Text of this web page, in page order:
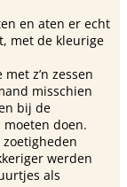
en aten er echt
met de kleurige
z’n zessen
misschien
bij de
doen.
werden
als